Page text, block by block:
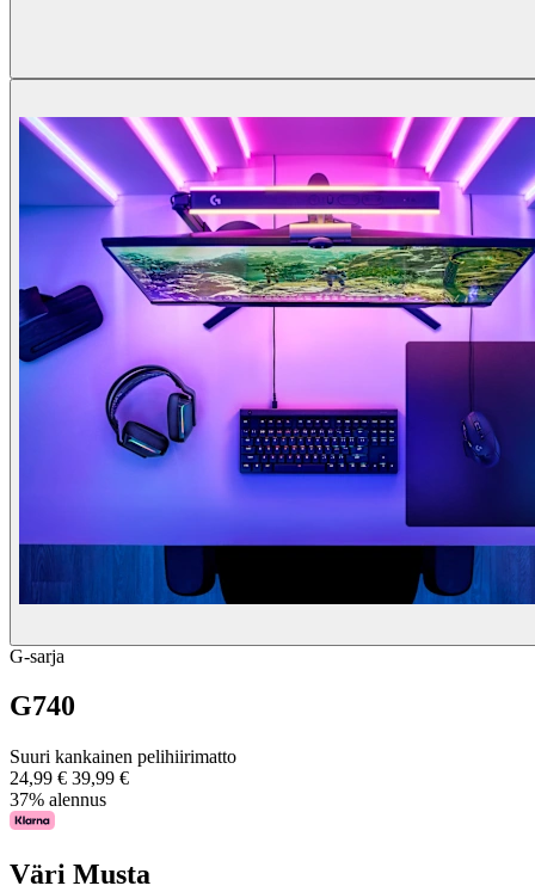
G-sarja
G740
Suuri kankainen pelihiirimatto
24,99 € 39,99 €
37% alennus
Väri Musta